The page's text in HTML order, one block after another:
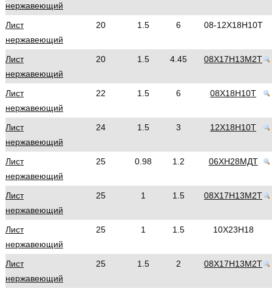
нержавеющий
Лист
нержавеющий
20 1.5 6 08-12Х18Н10Т
Лист
нержавеющий
20 1.5 4.45 08Х17Н13М2Т
Лист
нержавеющий
22 1.5 6 08Х18Н10Т
Лист
нержавеющий
24 1.5 3 12Х18Н10Т
Лист
нержавеющий
25 0.98 1.2 06ХН28МДТ
Лист
нержавеющий
25 1 1.5 08Х17Н13М2Т
Лист
нержавеющий
25 1 1.5 10Х23Н18
Лист
нержавеющий
25 1.5 2 08Х17Н13М2Т